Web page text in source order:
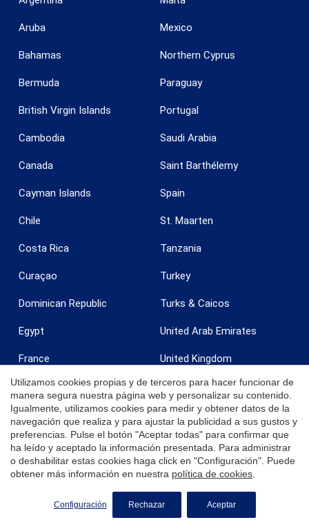
SOLICITE MÁS INFORMACIÓN
Aruba
Bahamas
Bermuda
British Virgin Islands
Cambodia
Canada
Cayman Islands
Chile
Costa Rica
Curaçao
Dominican Republic
Egypt
France
Grenada
India
Ireland
Italy
Mexico
Northern Cyprus
Paraguay
Portugal
Saudi Arabia
Saint Barthélemy
Spain
St. Maarten
Tanzania
Turkey
Turks & Caicos
United Arab Emirates
United Kingdom
United States
Uruguay
U.S. Virgin Islands - St. Croix
U.S. Virgin Islands - St.
Thomas
Zanzibar
Utilizamos cookies propias y de terceros para hacer funcionar de
manera segura nuestra página web y personalizar su contenido.
Igualmente, utilizamos cookies para medir y obtener datos de la
navegación que realiza y para ajustar la publicidad a sus gustos y
preferencias. Pulse el botón "Aceptar todas" para confirmar que
ha leído y aceptado la información presentada. Para administrar
o deshabilitar estas cookies haga click en "Configuración". Puede
obtener más información en nuestra política de cookies
Configuración Rechazar Aceptar
Guardar configuración Aceptar todas